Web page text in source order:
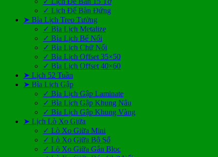
✓ Lịch Để Bàn Đứng
➤ Bìa Lịch Treo Tường
✓ Bìa Lịch Metalize
✓ Bìa Lịch Bế Nổi
✓ Bìa Lịch Chữ Nổi
✓ Bìa Lịch Offset 35×50
✓ Bìa Lịch Offset 40×60
➤ Lịch 52 Tuần
➤ Bìa Lịch Gập
✓ Bìa Lịch Gập Laminate
✓ Bìa Lịch Gập Khung Nâu
✓ Bìa Lịch Gập Khung Vàng
➤ Lịch Lò Xo Giữa
✓ Lò Xo Giữa Mini
✓ Lò Xo Giữa Bộ Số
✓ Lò Xo Giữa Gắn Bloc